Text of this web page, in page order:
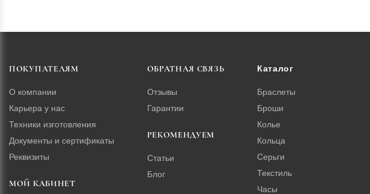
ПОКУПАТЕЛЯМ
О компании
Карьера у нас
Техники изготовления
Документы и сертификаты
Реквизиты
МОЙ КАБИНЕТ
ОБРАТНАЯ СВЯЗЬ
Отзывы
Гарантии
РЕКОМЕНДУЕМ
Статьи
Блог
Каталог
Браслеты
Броши
Колье
Кольца
Серьги
Текстиль
Часы